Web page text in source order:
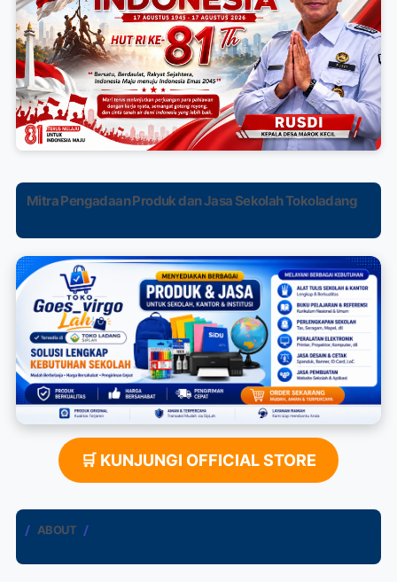
Mitra Pengadaan Produk dan Jasa Sekolah Tokoladang
🛒 KUNJUNGI OFFICIAL STORE
ABOUT